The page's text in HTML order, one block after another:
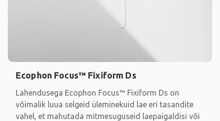
Ecophon Focus™ Fixiform Ds
Lahendusega Ecophon Focus™ Fixiform Ds on
võimalik luua selgeid üleminekuid lae eri tasandite
vahel, et mahutada mitmesuguseid laepaigaldisi või